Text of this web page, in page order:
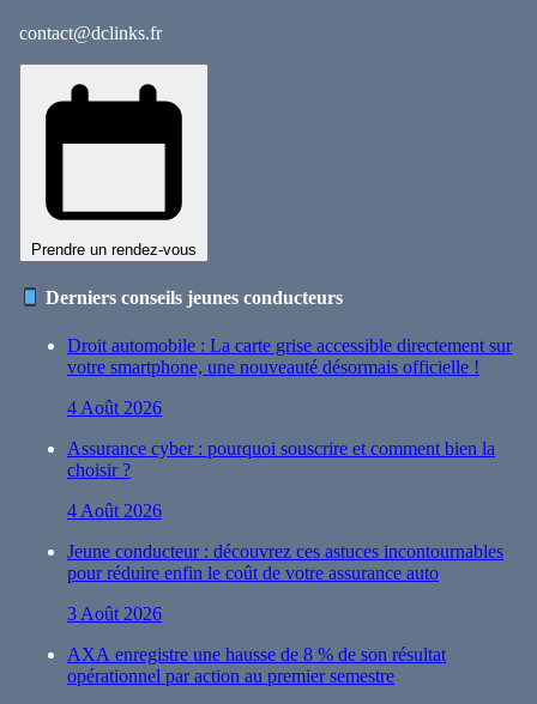
contact@dclinks.fr
Prendre un rendez-vous
Derniers conseils jeunes conducteurs
Droit automobile : La carte grise accessible directement sur
votre smartphone, une nouveauté désormais officielle !
4 Août 2026
Assurance cyber : pourquoi souscrire et comment bien la
choisir ?
4 Août 2026
Jeune conducteur : découvrez ces astuces incontournables
pour réduire enfin le coût de votre assurance auto
3 Août 2026
AXA enregistre une hausse de 8 % de son résultat
opérationnel par action au premier semestre